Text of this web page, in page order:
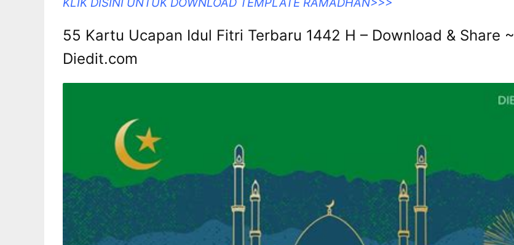
55 Kartu Ucapan Idul Fitri Terbaru 1442 H – Download & Share ~
Diedit.com